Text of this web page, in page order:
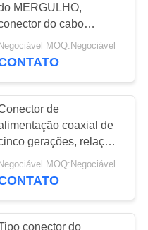
do usb
28
MERGULHO,
do cabo
RJ45 sem
ranhura para cartão
Negociável MOQ:Negociável
de
coaxial de
gerações, relação
da cabeça IPEX
dos conjuntos de cabo
Negociável MOQ:Negociável
conector do